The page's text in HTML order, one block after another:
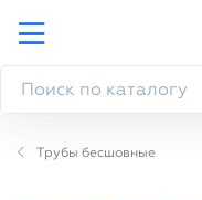
Трубы бесшовные